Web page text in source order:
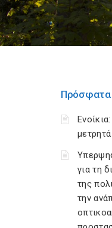
Πρόσφατα
για τη
της
την